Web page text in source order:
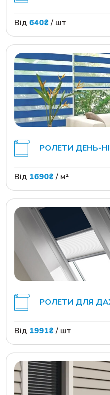
Від 640₴/ шт
РОЛЕТИ ДЕНЬ-
Від 1690₴/ м²
РОЛЕТИ ДЛЯ
Від 1991₴/ шт